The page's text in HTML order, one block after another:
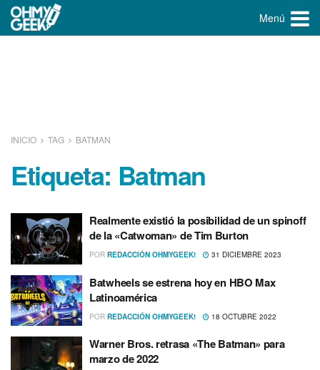
Menú
INICIO TAG BATMAN
Etiqueta: Batman
Realmente existió la posibilidad de un spinoff
de la «Catwoman» de Tim Burton
POR REDACCIÓN OHMYGEEK! 31 DICIEMBRE 2023
Batwheels se estrena hoy en HBO Max
Latinoamérica
POR REDACCIÓN OHMYGEEK! 18 OCTUBRE 2022
Warner Bros. retrasa «The Batman» para
marzo de 2022